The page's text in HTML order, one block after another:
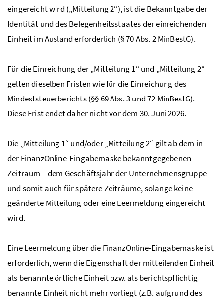
eingereicht wird („Mitteilung 2“), ist die Bekanntgabe der
Identität und des Belegenheitsstaates der einreichenden
Einheit im Ausland erforderlich (§ 70Abs. 2MinBestG).
Für die Einreichung der „Mitteilung 1“ und „Mitteilung 2“
gelten dieselben Fristen wie für die Einreichung des
Mindeststeuerberichts (§§ 69Abs.3 und 72 MinBestG).
Diese Frist endet daher nicht vor dem 30. Juni 2026.
Die „Mitteilung 1“ und/oder „Mitteilung 2“ gilt ab dem in
der FinanzOnline-Eingabemaske bekanntgegebenen
Zeitraum – dem Geschäftsjahr der Unternehmensgruppe –
und somit auch für spätere Zeiträume, solange keine
geänderte Mitteilung oder eine Leermeldung eingereicht
wird.
Eine Leermeldung über die FinanzOnline-Eingabemaske ist
erforderlich, wenn die Eigenschaft der mitteilenden Einheit
als benannte örtliche Einheitbzw. als berichtspflichtig
benannte Einheit nicht mehr vorliegt (z.B. aufgrund des